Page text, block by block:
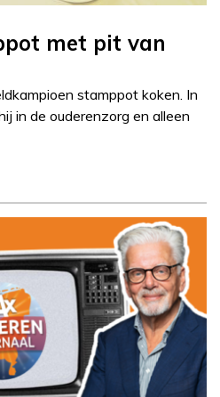
met pit van
stamppot koken. In
in de ouderenzorg en alleen